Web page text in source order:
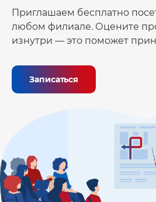
Приглашаем бесплатно
любом филиале. Оцените
изнутри — это поможет
Записаться